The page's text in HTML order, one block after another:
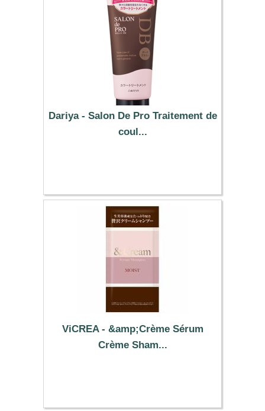
Dariya - Salon De Pro Traitement de
coul...
ViCREA - &amp;Crème Sérum
Crème Sham...